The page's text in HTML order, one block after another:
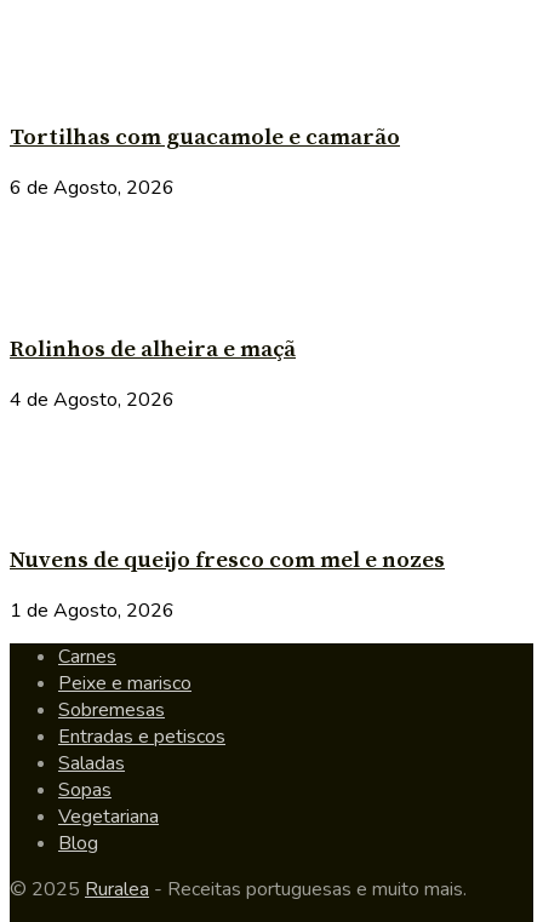
Tortilhas com guacamole e camarão
6 de Agosto, 2026
Rolinhos de alheira e maçã
4 de Agosto, 2026
Nuvens de queijo fresco com mel e nozes
1 de Agosto, 2026
Carnes
Peixe e marisco
Sobremesas
Entradas e petiscos
Saladas
Sopas
Vegetariana
Blog
© 2025 Ruralea - Receitas portuguesas e muito mais.